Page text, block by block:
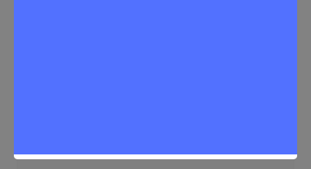
nuevos cursos este otoño